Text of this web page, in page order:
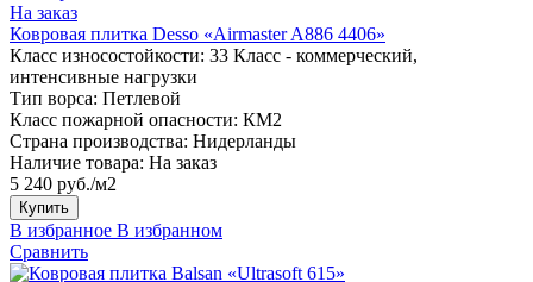
На заказ
Ковровая плитка Desso «Airmaster A886 4406»
Класс износостойкости: 33 Класс - коммерческий,
интенсивные нагрузки
Тип ворса: Петлевой
Класс пожарной опасности: КМ2
Страна производства: Нидерланды
Наличие товара: На заказ
5 240 руб./м2
Купить
В избранное В избранном
Сравнить